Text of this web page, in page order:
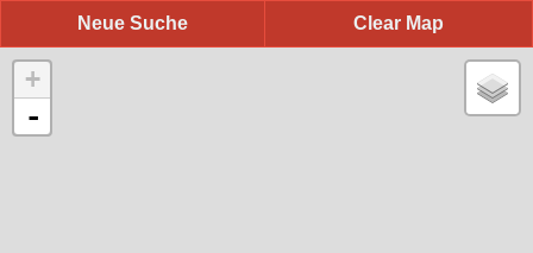
Clear Map
Neue Suche
+
-